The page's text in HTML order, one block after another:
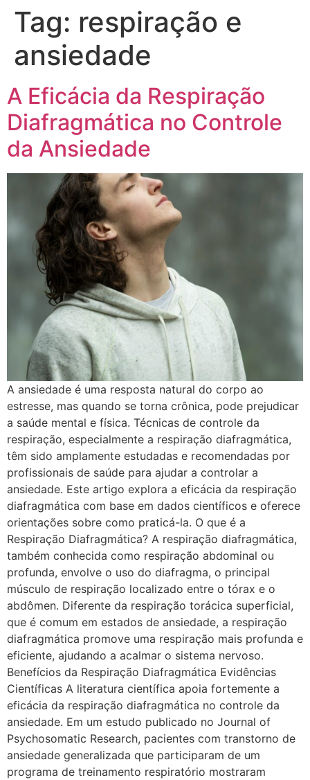
Tag: respiração e
ansiedade
A Eficácia da Respiração
Diafragmática no Controle
da Ansiedade
A ansiedade é uma resposta natural do corpo ao
estresse, mas quando se torna crônica, pode prejudicar
a saúde mental e física. Técnicas de controle da
respiração, especialmente a respiração diafragmática,
têm sido amplamente estudadas e recomendadas por
profissionais de saúde para ajudar a controlar a
ansiedade. Este artigo explora a eficácia da respiração
diafragmática com base em dados científicos e oferece
orientações sobre como praticá-la. O que é a
Respiração Diafragmática? A respiração diafragmática,
também conhecida como respiração abdominal ou
profunda, envolve o uso do diafragma, o principal
músculo de respiração localizado entre o tórax e o
abdômen. Diferente da respiração torácica superficial,
que é comum em estados de ansiedade, a respiração
diafragmática promove uma respiração mais profunda e
eficiente, ajudando a acalmar o sistema nervoso.
Benefícios da Respiração Diafragmática Evidências
Científicas A literatura científica apoia fortemente a
eficácia da respiração diafragmática no controle da
ansiedade. Em um estudo publicado no Journal of
Psychosomatic Research, pacientes com transtorno de
ansiedade generalizada que participaram de um
programa de treinamento respiratório mostraram